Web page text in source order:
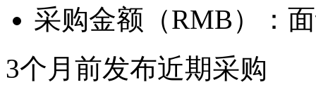
采购金额（RMB）：
3个月前发布近期采购